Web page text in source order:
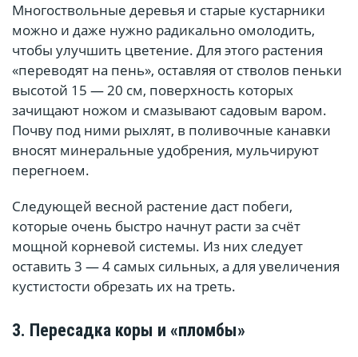
Многоствольные деревья и старые кустарники
можно и даже нужно радикально омолодить,
чтобы улучшить цветение. Для этого растения
«переводят на пень», оставляя от стволов пеньки
высотой 15 — 20 см, поверхность которых
зачищают ножом и смазывают садовым варом.
Почву под ними рыхлят, в поливочные канавки
вносят минеральные удобрения, мульчируют
перегноем.
Следующей весной растение даст побеги,
которые очень быстро начнут расти за счёт
мощной корневой системы. Из них следует
оставить 3 — 4 самых сильных, а для увеличения
кустистости обрезать их на треть.
3. Пересадка коры и «пломбы»